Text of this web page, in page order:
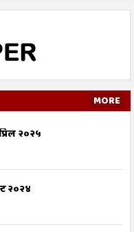
MORE
२०२५
२०२४